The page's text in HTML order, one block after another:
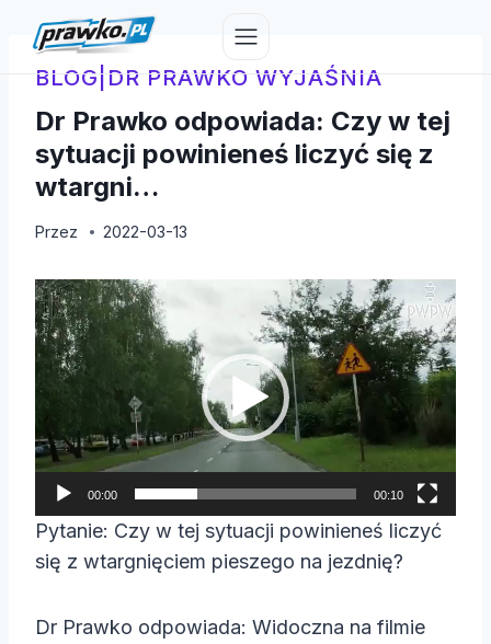
treściBLOG| DR PRAWKO WYJAŚNIA
Dr Prawko odpowiada: Czy w tej
sytuacji powinieneś liczyć się z
wtargni…
Przez 2022-03-13
O
d
t
w
a
r
z
c
z
i
00:00 00:10
Pytanie: Czy w tej sytuacji powinieneś liczyć
się z wtargnięciem pieszego na jezdnię?
Dr Prawko odpowiada: Widoczna na filmie